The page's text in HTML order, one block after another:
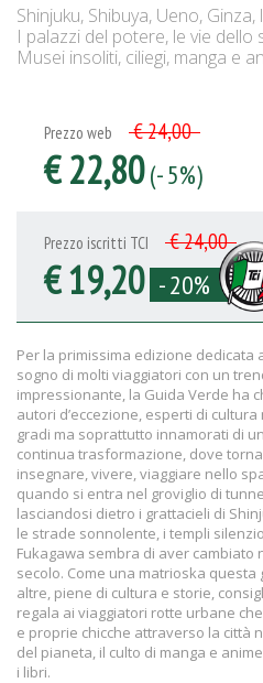
Shinjuku, Shibuya, Ueno, Ginza,
I palazzi del potere, le vie dello
Musei insoliti, ciliegi, manga e
Prezzo web € 24,00
€ 22,80(- 5%)
Prezzo iscritti TCI € 24,00
€ 19,20 - 20%
Per la primissima edizione dedicata
sogno di molti viaggiatori con un
impressionante, la Guida Verde ha
autori d’eccezione, esperti di
gradi ma soprattutto innamorati di
continua trasformazione, dove
insegnare, vivere, viaggiare nello
quando si entra nel groviglio di
lasciandosi dietro i grattacieli di
le strade sonnolente, i templi
Fukagawa sembra di aver cambiato
secolo. Come una matrioska
altre, piene di cultura e storie,
regala ai viaggiatori rotte urbane
e proprie chicche attraverso la città
del pianeta, il culto di manga e
i libri.